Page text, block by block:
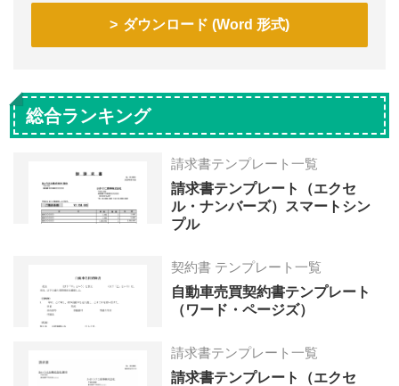
ダウンロード (Word 形式)
総合ランキング
請求書テンプレート一覧
請求書テンプレート（エクセ
ル・ナンバーズ）スマートシン
プル
契約書 テンプレート一覧
自動車売買契約書テンプレート
（ワード・ページズ）
請求書テンプレート一覧
請求書テンプレート（エクセ